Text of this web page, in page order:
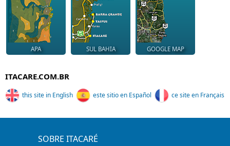
APA SUL BAHIA GOOGLE MAP
ITACARE.COM.BR
this site in English este sitio en Español ce site en Français
SOBRE ITACARÉ